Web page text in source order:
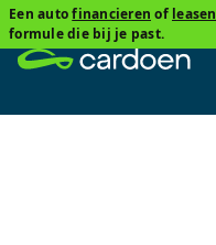
Een autofinancieren of leasen
formule die bij je past.